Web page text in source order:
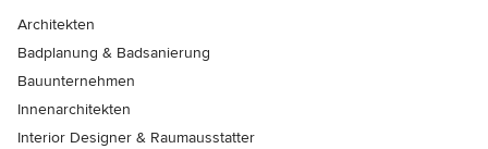
Architekten
Badplanung & Badsanierung
Bauunternehmen
Innenarchitekten
Interior Designer & Raumausstatter